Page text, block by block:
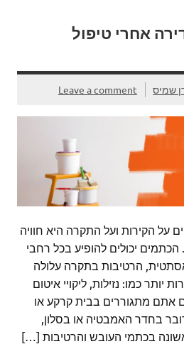
אחרי טיפול
שמיס Leave a comment
על הקירות ועל התקרה היא חוויה
יכולים להופיע בכל רחבי
הרטיבות בתקרה עלולה
יותר כמו: נזילות, ליקויי איטום
אתם מתגוררים בבית קרקע או
בחדר האמבטיה או בסלון,
בכתמי העובש והרטיבות […]